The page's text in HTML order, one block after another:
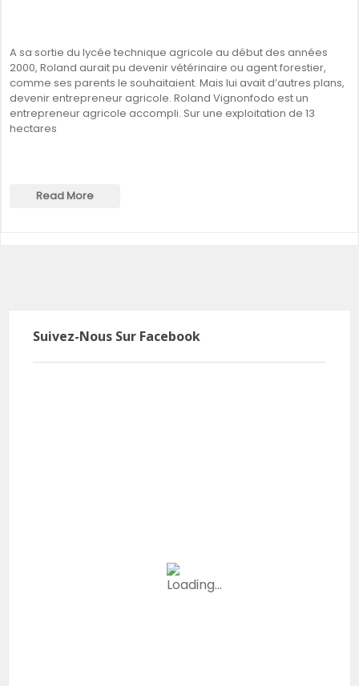
A sa sortie du lycée technique agricole au début des années
2000, Roland aurait pu devenir vétérinaire ou agent forestier,
comme ses parents le souhaitaient. Mais lui avait d’autres plans,
devenir entrepreneur agricole. Roland Vignonfodo est un
entrepreneur agricole accompli. Sur une exploitation de 13
hectares
Read More
Suivez-Nous Sur Facebook